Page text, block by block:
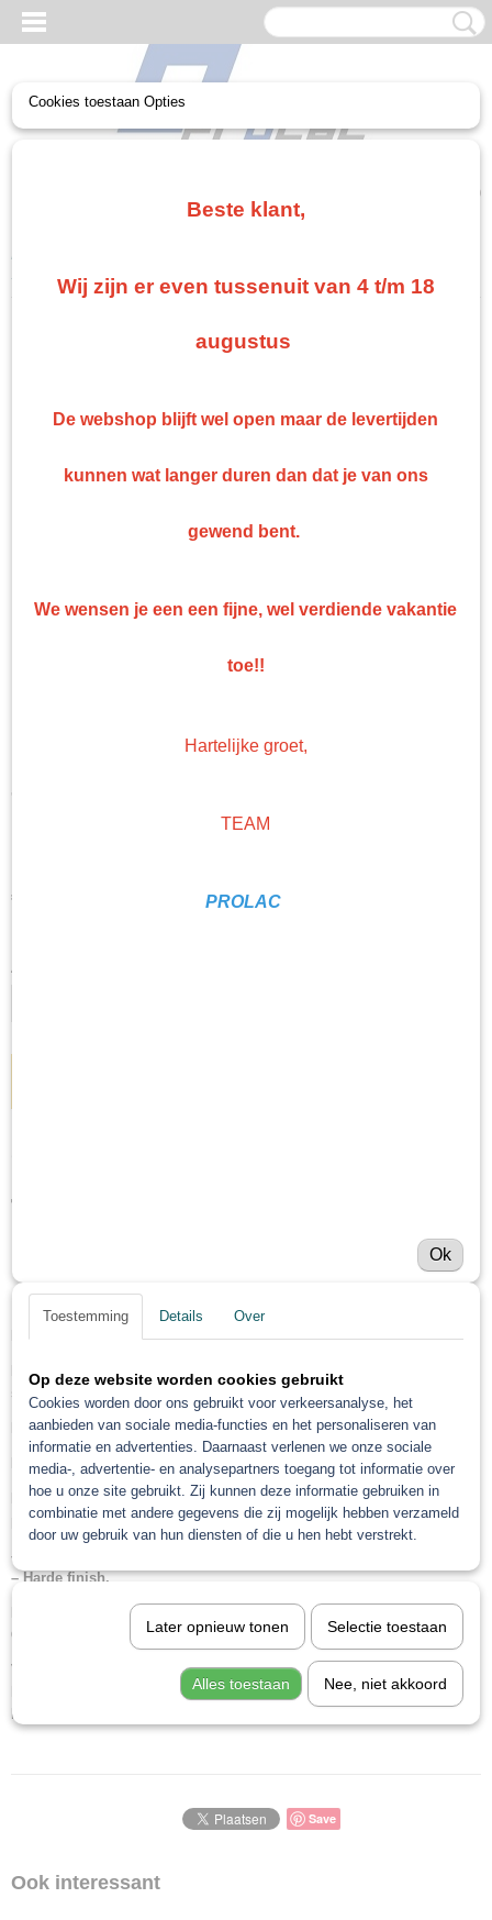
(0)
Home
Set HS
Gratis verzending als je bestelt voor €75,00 of meer in Nederland. België en Duitsland
Indien op voorraad: binnen 1 werkdag geleverd
Retourneren kan gemakkelijk binnen 14 dagen
Professionele nonpaint artikelen en gereedschappen tegen bodemprijzen!
€ 44,98 (exclusief btw 21%)
Aantal
Troton Diabolic Matte Blanke
De verpakking bestaat uit de geselecteerde inhoud.
Hoogwaardige matte blanke lak set van het merk Troton (Diabolic
serie)
De lak is makkelijk in gebruik en biedt een goede bescherming.
De lak mag niet gepolijst worden!
Matte blanke lak 2K set van hoge kwaliteit. Bestemd voor
professioneel gebruik voor het repareren met een mat eindresultaat.
– Een mat eindresultaat.
– Harde finish.
Kleur : Transparant
Gradatie: Volledig mat
Voor verdere technische informatie verwijzen wij u door naar
technisch informatieblad . Hierop staat onder andere ook hoe u deze
lak zijdeglans kan maken.
Save
Ook interessant
Cookies toestaan Opties
Beste klant,
Wij zijn er even tussenuit van 4 t/m 18
augustus
De webshop blijft wel open maar de levertijden
kunnen wat langer duren dan dat je van ons
gewend bent.
We wensen je een een fijne, wel verdiende vakantie
toe!!
Hartelijke groet,
TEAM
PROLAC
Ok
Toestemming Details Over
Op deze website worden cookies gebruikt
Cookies worden door ons gebruikt voor verkeersanalyse, het
aanbieden van sociale media-functies en het personaliseren van
informatie en advertenties. Daarnaast verlenen we onze sociale
media-, advertentie- en analysepartners toegang tot informatie over
hoe u onze site gebruikt. Zij kunnen deze informatie gebruiken in
combinatie met andere gegevens die zij mogelijk hebben verzameld
door uw gebruik van hun diensten of die u hen hebt verstrekt.
Later opnieuw tonen Selectie toestaan
Alles toestaan Nee, niet akkoord